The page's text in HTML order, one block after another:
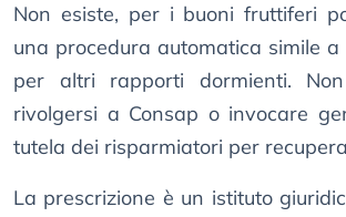
Non esiste, per i buoni fruttiferi
una procedura automatica simile
per altri rapporti dormienti.
rivolgersi a Consap o invocare
tutela dei risparmiatori per
La prescrizione è un istituto